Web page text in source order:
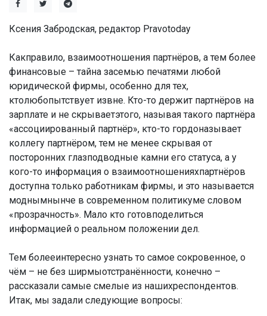
Ксения Забродская, редактор Pravotoday
Какправило, взаимоотношения партнёров, а тем более
финансовые – тайна засемью печатями любой
юридической фирмы, особенно для тех,
ктолюбопытствует извне. Кто-то держит партнёров на
зарплате и не скрываетэтого, называя такого партнёра
«ассоциированный партнёр», кто-то гордоназывает
коллегу партнёром, тем не менее скрывая от
посторонних глазподводные камни его статуса, а у
кого-то информация о взаимоотношенияхпартнёров
доступна только работникам фирмы, и это называется
моднымнынче в современном политикуме словом
«прозрачность». Мало кто готовподелиться
информацией о реальном положении дел.
Тем болееинтересно узнать то самое сокровенное, о
чём – не без ширмыотстранённости, конечно –
рассказали самые смелые из нашихреспондентов.
Итак, мы задали следующие вопросы: